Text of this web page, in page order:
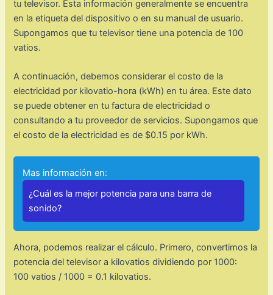
tu televisor. Esta información generalmente se encuentra
en la etiqueta del dispositivo o en su manual de usuario.
Supongamos que tu televisor tiene una potencia de 100
vatios.
A continuación, debemos considerar el costo de la
electricidad por kilovatio-hora (kWh) en tu área. Este dato
se puede obtener en tu factura de electricidad o
consultando a tu proveedor de servicios. Supongamos que
el costo de la electricidad es de $0.15 por kWh.
Mas información en:
¿Cuál es la mejor potencia para una barra de
sonido?
Ahora, podemos realizar el cálculo. Primero, convertimos la
potencia del televisor a kilovatios dividiendo por 1000:
100 vatios / 1000 = 0.1 kilovatios.